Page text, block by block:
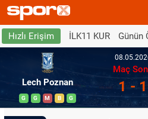
Hızlı Erişim İLK11 KUR Günün
Lech Poznan
G G M B G
Maç
1 - 1